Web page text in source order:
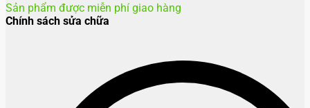
6
số
Sản phẩm được miễn phí giao hàng
Chính sách sửa chữa